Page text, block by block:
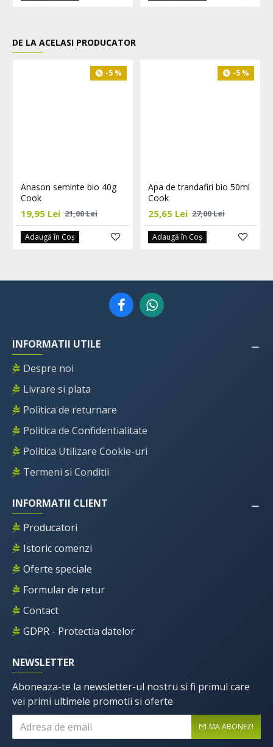
DE LA ACELASI PRODUCATOR
-5 %
Anason seminte bio 40g
Cook
19,95 Lei 21,00 Lei
Adaugă în Coş
-5 %
Apa de trandafiri bio 50ml
Cook
25,65 Lei 27,00 Lei
Adaugă în Coş
INFORMATII UTILE
Despre noi
Livrare si plata
Politica de returnare
Politica de Confidentialitate
Politica Utilizare Cookie-uri
Termeni si Conditii
INFORMATII CLIENT
Producatori
Istoric comenzi
Oferte speciale
Formular de retur
Contact
GDPR - Protectia datelor
NEWSLETTER
Aboneaza-te la newsletter-ul nostru si fi primul care
vei primi ultimele promotii si oferte
MA ABONEZ!